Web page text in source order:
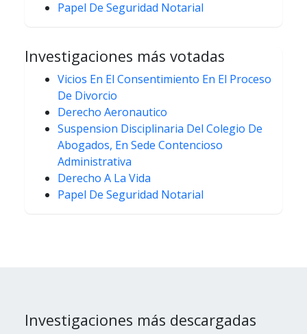
Papel De Seguridad Notarial
Investigaciones más votadas
Vicios En El Consentimiento En El Proceso
De Divorcio
Derecho Aeronautico
Suspension Disciplinaria Del Colegio De
Abogados, En Sede Contencioso
Administrativa
Derecho A La Vida
Papel De Seguridad Notarial
Investigaciones más descargadas